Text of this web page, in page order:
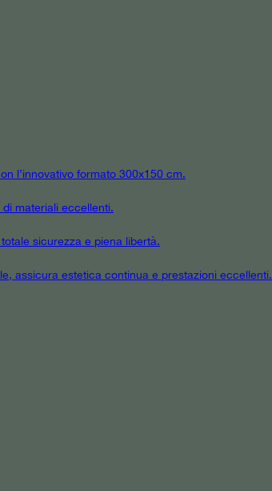
l’innovativo formato 300x150 cm.
materiali eccellenti.
sicurezza e piena libertà.
assicura estetica continua e prestazioni eccellenti.